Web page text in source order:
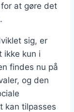
at gøre det
sig, er
ikke kun i
findes nu på
og den
kan tilpasses